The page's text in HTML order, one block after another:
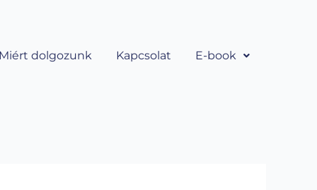
Miért dolgozunk Kapcsolat E-book